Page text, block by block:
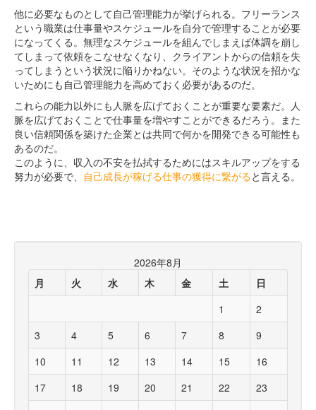
他に必要なものとして自己管理能力が挙げられる。フリーランス
という職業は仕事量やスケジュールを自分で管理することが必要
になってくる。無理なスケジュールを組んでしまえば体調を崩し
てしまって依頼をこなせなくなり、クライアントからの信頼を失
ってしまうという状況に陥りかねない。そのような状況を招かな
いためにも自己管理能力を高めておく必要があるのだ。
これらの能力以外にも人脈を広げておくことが重要な要素だ。人
脈を広げておくことで仕事量を増やすことができるだろう。また
良い信頼関係を築けた企業とは共同で何かを開発できる可能性も
あるのだ。
このように、収入の不安を払拭するためにはスキルアップをする
努力が必要で、 自己成長が稼げる仕事の獲得に繋がると言える。
2026年8月
月
火 水 木 金 土
日
1
2
3
4 5 6 7 8
9
10
11 12 13 14 15
16
17
18 19 20 21 22
23